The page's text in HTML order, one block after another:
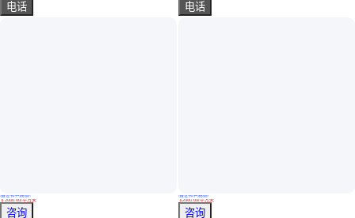
电话
兆辉 碳钢衬聚四氟乙烯粗四氯乙烷罐 聚偏三氟化烯绝缘涂层 耐高温
真实性已核验
￥2000.00/平方米
海南三亚
咨询
电话
江浙沪 90立方钢衬四氟储罐 水解废水罐 耐五氯化锑
真实性已核验
￥2000.00/平方米
江苏无锡
咨询